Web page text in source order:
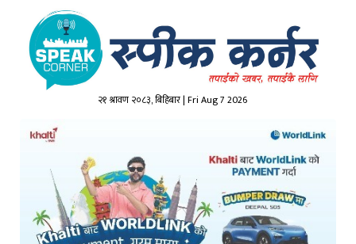
२१ श्रावण २०८३, बिहिबार | Fri Aug 7 2026